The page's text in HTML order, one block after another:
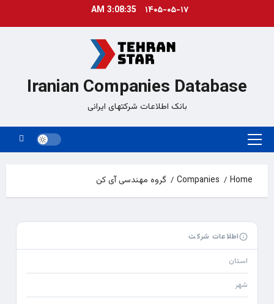
۱۴۰۵-۰۵-۱۷ 3:08:35 AM
Iranian Companies Database
بانک اطلاعات شرکتهای ایرانی
Primary
Home
Companies گروه مهندسی آی کن
اطلاعات شرکت
استان
شهر